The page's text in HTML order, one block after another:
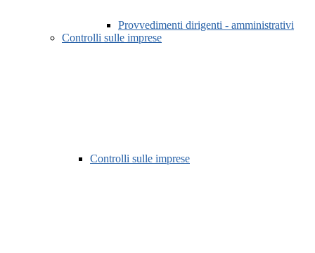
Provvedimenti dirigenti - amministrativi
Controlli sulle imprese
Controlli sulle imprese